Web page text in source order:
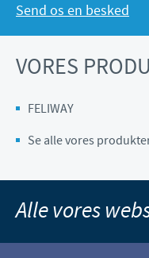
Send os en besked
VORES
FELIWAY
Se alle vores
Alle vores